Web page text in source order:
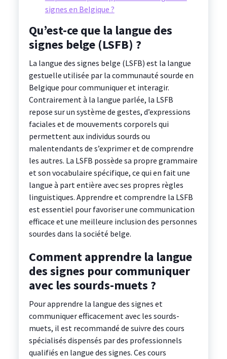
signes en Belgique ?
Qu’est-ce que la langue des
signes belge (LSFB) ?
La langue des signes belge (LSFB) est la langue
gestuelle utilisée par la communauté sourde en
Belgique pour communiquer et interagir.
Contrairement à la langue parlée, la LSFB
repose sur un système de gestes, d’expressions
faciales et de mouvements corporels qui
permettent aux individus sourds ou
malentendants de s’exprimer et de comprendre
les autres. La LSFB possède sa propre grammaire
et son vocabulaire spécifique, ce qui en fait une
langue à part entière avec ses propres règles
linguistiques. Apprendre et comprendre la LSFB
est essentiel pour favoriser une communication
efficace et une meilleure inclusion des personnes
sourdes dans la société belge.
Comment apprendre la langue
des signes pour communiquer
avec les sourds-muets ?
Pour apprendre la langue des signes et
communiquer efficacement avec les sourds-
muets, il est recommandé de suivre des cours
spécialisés dispensés par des professionnels
qualifiés en langue des signes. Ces cours